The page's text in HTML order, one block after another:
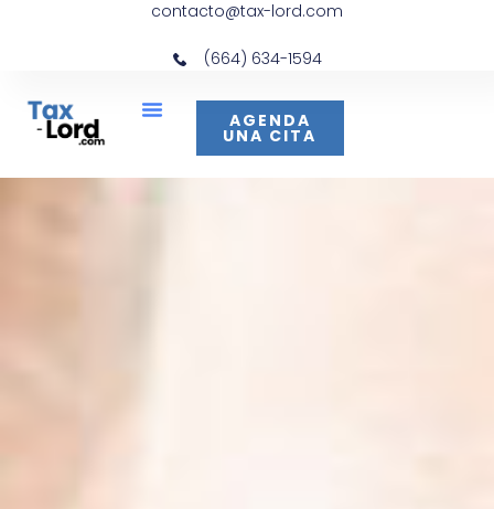
contacto@tax-lord.com
(664) 634-1594
AGENDA
UNA CITA